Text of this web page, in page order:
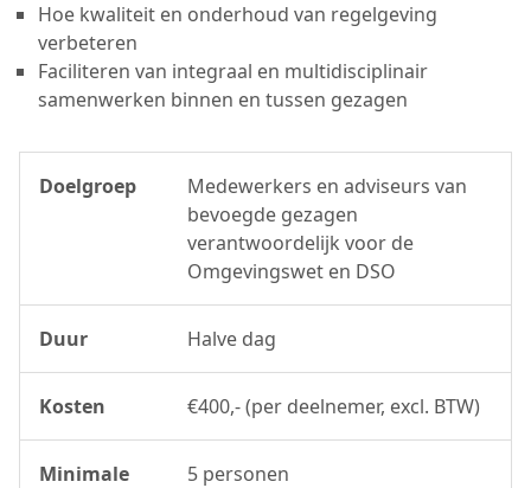
Hoe kwaliteit en onderhoud van regelgeving
verbeteren
Faciliteren van integraal en multidisciplinair
samenwerken binnen en tussen gezagen
Doelgroep
Medewerkers en adviseurs van
bevoegde gezagen
verantwoordelijk voor de
Omgevingswet en DSO
Duur Halve dag
Kosten €400,- (per deelnemer, excl. BTW)
Minimale
5 personen